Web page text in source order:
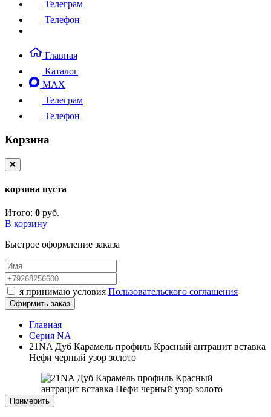
Телеграм
Телефон
Главная
Каталог
MAX
Телеграм
Телефон
Корзина
❌
корзина пуста
Итого: 0 руб.
В корзину
Быстрое оформление заказа
я принимаю условия Пользовательского соглашения
Офирмить заказ
Главная
Серия NA
21NA Дуб Карамель профиль Красный антрацит вставка
Нефи черный узор золото
Примерить